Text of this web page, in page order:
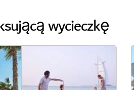
wycieczkę